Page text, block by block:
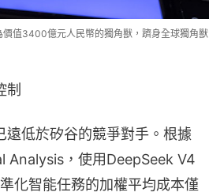
值3400億元人民幣的獨角獸，躋身全球獨角獸
制
遠低於矽谷的競爭對手。根據
Analysis，使用DeepSeek V4
化智能任務的加權平均成本僅